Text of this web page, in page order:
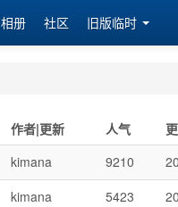
相册 社区 旧版临时
作者|更新 人气
kimana 9210
kimana 5423